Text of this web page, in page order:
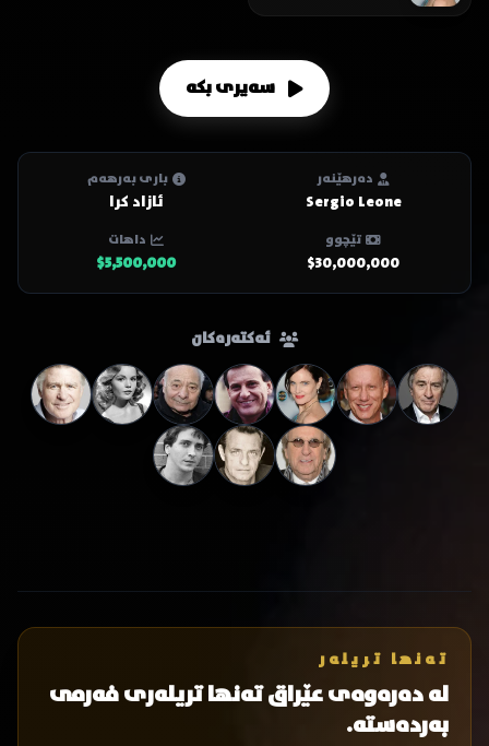
سەیری بکە
دەرهێنەر
Sergio Leone
باری بەرهەم
ئازاد کرا
تێچوو
$30,000,000
داهات
$5,500,000
ئەکتەرەکان
تەنها تریلەر
لە دەرەوەی عێراق تەنها تریلەری فەرمی
بەردەستە.